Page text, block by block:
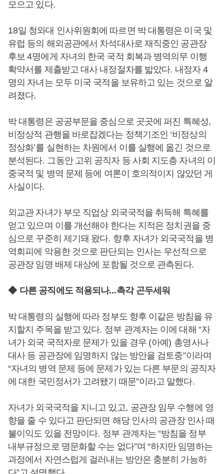
모으고 있다.
18일 청와대 인사위원회에 따르면 박 대통령은 미국 및
유럽 등의 해외공관에서 차석대사로 재직중인 공관장
후보4명에게 자녀의 한국 국적 회복과 병역의무 이행
확약서를 제출받고 대사 내정절차를 밟았다. 내정자 4
명의 자녀는 모두 미국 국적을 보유하고 있는 것으로 알
려졌다.
박 대통령은 공공부문을 중심으로 곳곳에 퍼진 특혜성,
비정상적 관행을 바로잡겠다는 정책기조인 ‘비정상의
정상화’를 실현하는 차원에서 이를 실행에 옮긴 것으로
분석된다. 그동안 고위 공직자 등 사회 지도층 자녀의 이
중국적 및 병역 문제 등에 여론이 호의적이지 않았던 게
사실이다.
외교관 자녀가 부모 직업상 외국국적을 취득해 특혜를
얻고 있으며 이를 개선해야 한다는 지적은 정치권을 중
심으로 꾸준히 제기돼 왔다. 향후 자녀가 외국국적을 병
역회피에 악용한 것으로 판단되는 인사는 우선적으로
공관장 임명 배제 대상에 포함될 것으로 관측된다.
◆ 다른 공직에도 적용되나...촉각 곤두세워
박 대통령의 실행에 따라 정부도 향후 이같은 방침을 유
지할지 주목을 받고 있다. 정부 관계자는 이에 대해 “자
녀가 외국 국적자로 문제가 있을 경우 (아예) 총영사나
대사 등 공관장에 임명하지 않는 방안을 검토중”이라며
“자녀의 병역 문제 등에 문제가 있는 다른 부문의 공직자
에 대한 국민정서가 고려됐기 때문”이라고 말했다.
자녀가 외국국적을 지니고 있고, 공관장 임무 수행에 영
향을 줄 수 있다고 판단되면 해당 인사의 공관장 인사 때
불이익도 있을 전망이다. 정부 관계자는“방침을 정부
내부규정으로 명문화할 수는 없다”며 “하지만 임명하는
과정에서 자연스럽게 걸러내는 방안은 충분히 가능하